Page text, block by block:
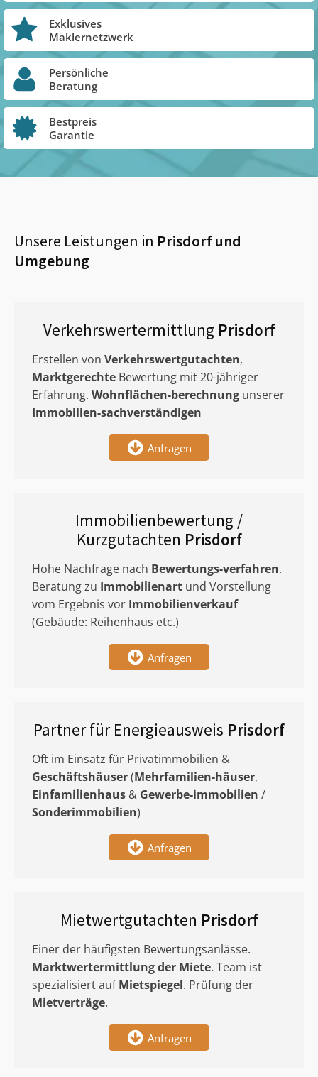
Exklusives
Maklernetzwerk
Persönliche
Beratung
Bestpreis
Garantie
Unsere Leistungen in Prisdorfund
Umgebung
Verkehrswertermittlung Prisdorf
Erstellen von Verkehrswertgutachten,
Marktgerechte Bewertung mit 20-jähriger
Erfahrung. Wohnflächen-berechnung unserer
Immobilien-sachverständigen
Anfragen
Immobilienbewertung /
Kurzgutachten Prisdorf
Hohe Nachfrage nach Bewertungs-verfahren.
Beratung zu Immobilienart und Vorstellung
vom Ergebnis vor Immobilienverkauf
(Gebäude: Reihenhaus etc.)
Anfragen
Partner für Energieausweis Prisdorf
Oft im Einsatz für Privatimmobilien &
Geschäftshäuser(Mehrfamilien-häuser,
Einfamilienhaus & Gewerbe-immobilien /
Sonderimmobilien)
Anfragen
Mietwertgutachten Prisdorf
Einer der häufigsten Bewertungsanlässe.
Marktwertermittlungder Miete. Team ist
spezialisiert aufMietspiegel. Prüfung der
Mietverträge.
Anfragen